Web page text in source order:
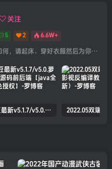
关注
5 2 6.6W+
无论你现在感觉如何，请起床、穿好衣服然后为你的梦想而奋斗
绿豆最新v5.1.7/v5.0.萝卜app源码前后端【java全开源免授权】